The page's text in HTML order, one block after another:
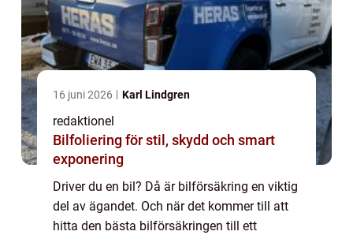
16 juni 2026 Karl Lindgren
redaktionel
Bilfoliering för stil, skydd och smart
exponering
Driver du en bil? Då är bilförsäkring en viktig
del av ägandet. Och när det kommer till att
hitta den bästa bilförsäkringen till ett